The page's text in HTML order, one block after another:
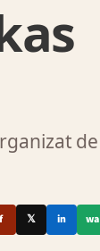
de
f 𝕏 in wa